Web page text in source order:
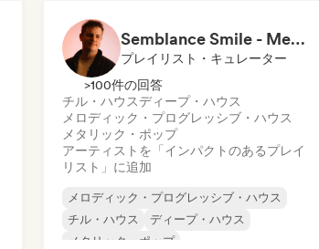
Semblance Smile - Melodic Journeys 🌑
プレイリスト・キュレーター
>100件の回答
チル・ハウスディープ・ハウス
メロディック・プログレッシブ・ハウス
メタリック・ポップ
アーティストを「インパクトのあるプレイ
リスト」に追加
メロディック・プログレッシブ・ハウス
チル・ハウス
ディープ・ハウス
メタリック・ポップ